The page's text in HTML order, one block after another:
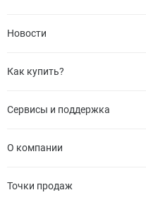
Новости
Как купить?
Сервисы и поддержка
О компании
Точки продаж